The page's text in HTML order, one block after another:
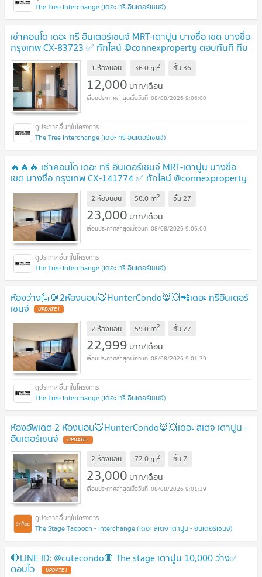
The Tree Interchange (เดอะ ทรี อินเตอร์เชนจ์)
เช่าคอนโด เดอะ ทรี อินเตอร์เชนจ์ MRT-เตาปูน บางซื่อ เขต บางซื่อ
กรุงเทพ CX-83723 ✅ ทักไลน์ @connexproperty ตอบทันที ทีม
งานมืออาชีพ ✅ UPDATE !
1 ห้องนอน 36.0 m2 ชั้น 36
12,000 บาท/เดือน
08/08/2026 9:06:00
The Tree Interchange (เดอะ ทรี อินเตอร์เชนจ์)
🔥🔥🔥 เช่าคอนโด เดอะ ทรี อินเตอร์เชนจ์ MRT-เตาปูน บางซื่อ
เขต บางซื่อ กรุงเทพ CX-141774 ✅ ทักไลน์ @connexproperty
ตอบทันที ทีมงานมืออาชีพ ✅ 🔥🔥🔥
2 ห้องนอน 58.0 m2 ชั้น27
23,000 บาท/เดือน
08/08/2026 9:06:00
The Tree Interchange (เดอะ ทรี อินเตอร์เชนจ์)
ห้องว่าง🙋🏼2ห้องนอน🦊HunterCondo🦊💥📲เดอะ ทรีอินเตอร์
เชนจ์ UPDATE !
2 ห้องนอน 59.0 m2 ชั้น27
22,999 บาท/เดือน
08/08/2026 9:01:39
The Tree Interchange (เดอะ ทรี อินเตอร์เชนจ์)
ห้องอัพเดต 2 ห้องนอน🦊HunterCondo🦊💥เดอะ สเตจ เตาปูน -
อินเตอร์เชนจ์ UPDATE !
2 ห้องนอน 72.0 m2 ชั้น 7
23,000 บาท/เดือน
08/08/2026 9:01:39
The Stage Taopoon - Interchange (เดอะ สเตจ เตาปูน - อินเตอร์เชนจ์)
🛑LINE ID: @cutecondo🛑 The stage เตาปูน 10,000 ว่าง✅
ตอบไว UPDATE !